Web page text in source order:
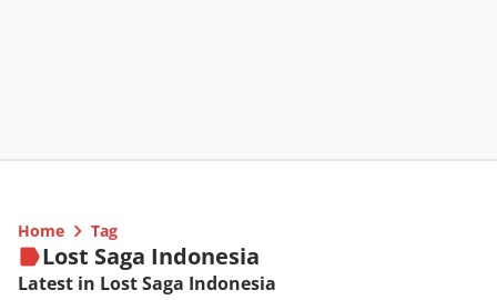
Home Tag
Lost Saga Indonesia
Latest in Lost Saga Indonesia